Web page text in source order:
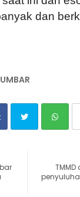
dan
ats